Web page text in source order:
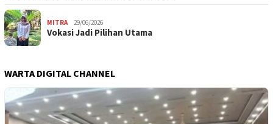
MITRA 29/06/2026
Vokasi Jadi Pilihan Utama
WARTA DIGITAL CHANNEL